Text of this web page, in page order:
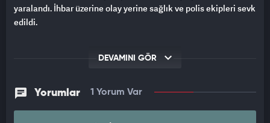
yaralandı. İhbar üzerine olay yerine sağlık ve polis ekipleri sevk
edildi.
Hastanesi'nde yapılan tüm müdahalelere rağmen
Olayla ilgili soruşturma sürüyor.
DEVAMINI GÖR
Yorumlar 1 Yorum Var